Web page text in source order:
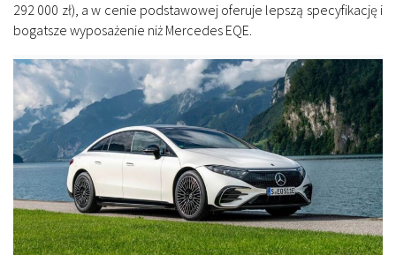
292 000 zł), a w cenie podstawowej oferuje lepszą specyfikację i
bogatsze wyposażenie niż Mercedes EQE.